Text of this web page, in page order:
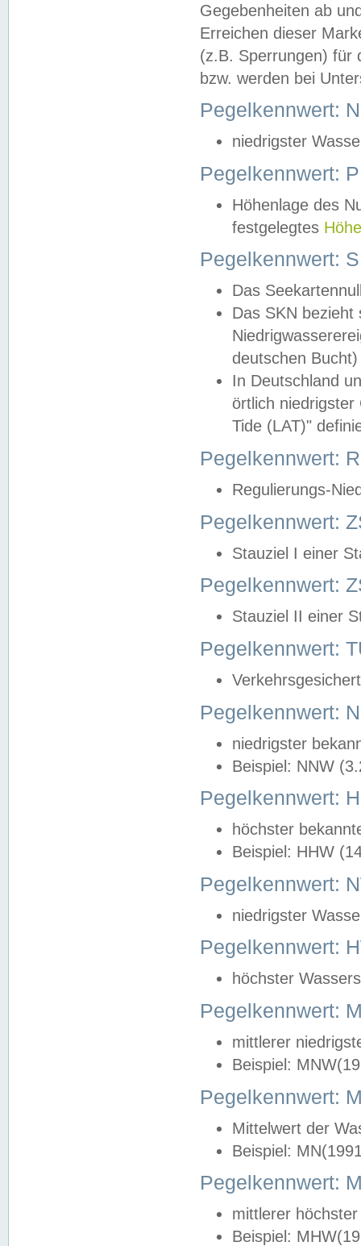
Gegebenheiten ab
Erreichen dieser
(z.B. Sperrungen) für
bzw. werden bei
Pegelkennwert:
niedrigster
Pegelkennwert:
Höhenlage des
festgelegtes
Pegelkennwert:
Das
Das SKN
deutschen
In Deutschland
örtlich
Tide (LAT)"
Pegelkennwert:
Regulierungs-
Pegelkennwert:
Stauziel I einer
Pegelkennwert:
Stauziel II einer
Pegelkennwert:
Pegelkennwert:
niedrigster
Beispiel: NNW
Pegelkennwert:
höchster
Beispiel: HHW
Pegelkennwert:
niedrigster
Pegelkennwert:
höchster
Pegelkennwert:
mittlerer
Beispiel:
Pegelkennwert:
Mittelwert der
Beispiel:
Pegelkennwert:
mittlerer
Beispiel: